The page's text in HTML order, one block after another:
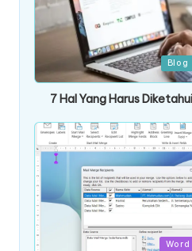
Posted
in
Blog
7 Hal Yang Harus
Word